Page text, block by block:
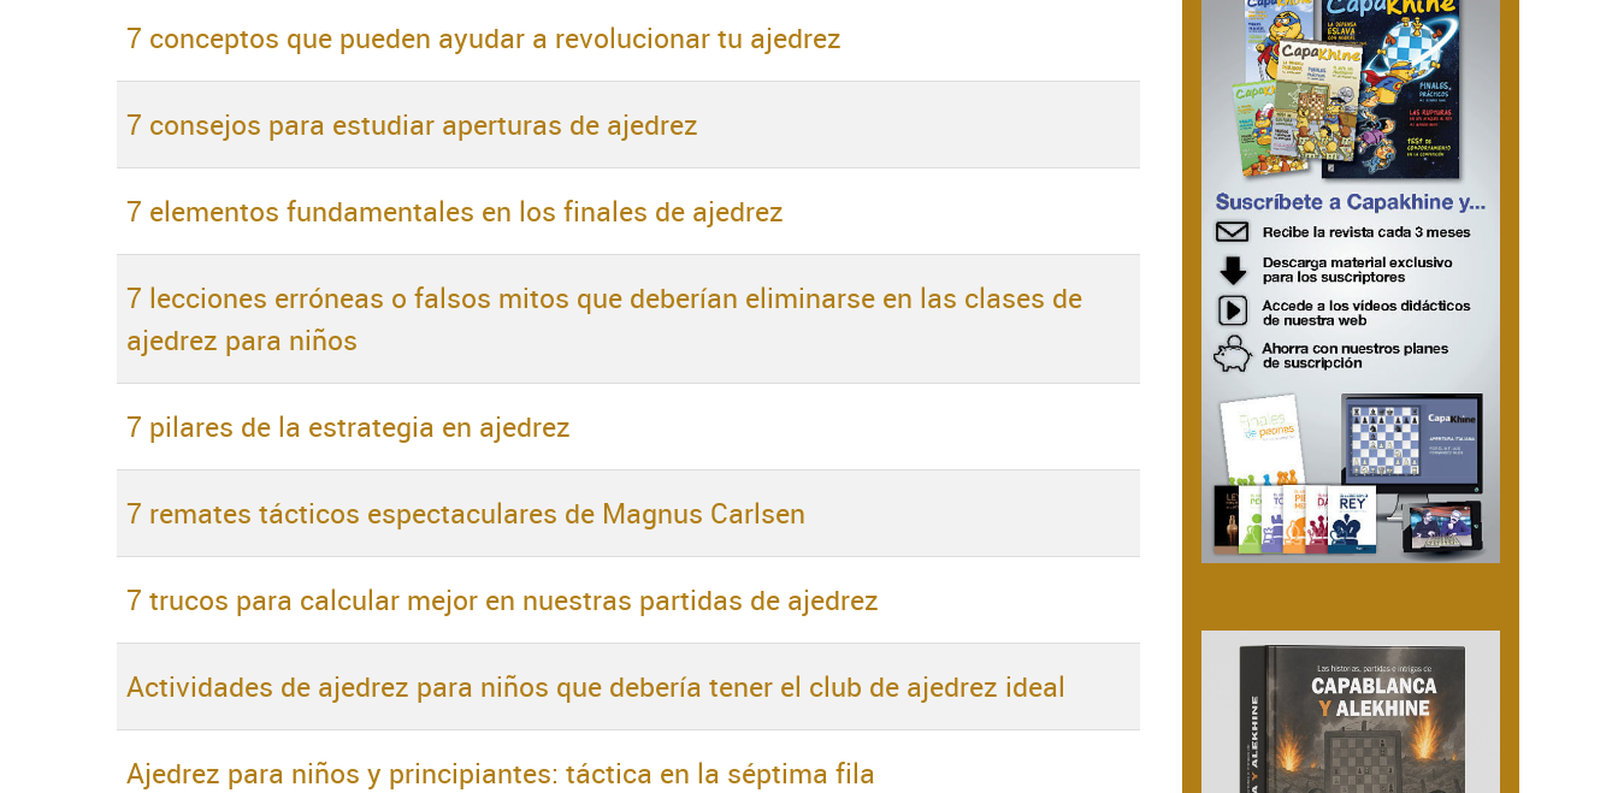
7 conceptos que pueden ayudar a revolucionar tu ajedrez
7 consejos para estudiar aperturas de ajedrez
7 elementos fundamentales en los finales de ajedrez
7 lecciones erróneas o falsos mitos que deberían eliminarse en las clases de
ajedrez para niños
7 pilares de la estrategia en ajedrez
7 remates tácticos espectaculares de Magnus Carlsen
7 trucos para calcular mejor en nuestras partidas de ajedrez
Actividades de ajedrez para niños que debería tener el club de ajedrez ideal
Ajedrez para niños y principiantes: táctica en la séptima fila